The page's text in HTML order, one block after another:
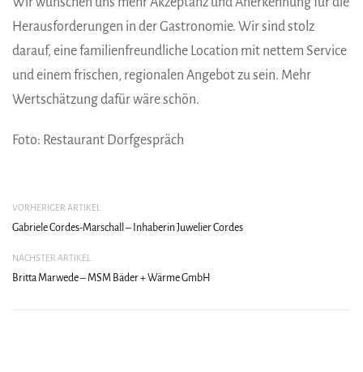
Herausforderungen in der Gastronomie. Wir sind stolz
darauf, eine familienfreundliche Location mit nettem Service
und einem frischen, regionalen Angebot zu sein. Mehr
Wertschätzung dafür wäre schön.
Foto: Restaurant Dorfgespräch
VORHERIGER ARTIKEL
Gabriele Cordes-Marschall – Inhaberin Juwelier Cordes
NÄCHSTER ARTIKEL
Britta Marwede – MSM Bäder + Wärme GmbH